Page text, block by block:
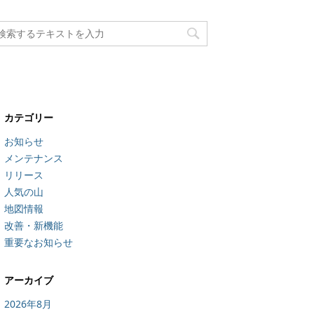
カテゴリー
お知らせ
メンテナンス
リリース
人気の山
地図情報
改善・新機能
重要なお知らせ
アーカイブ
2026年8月